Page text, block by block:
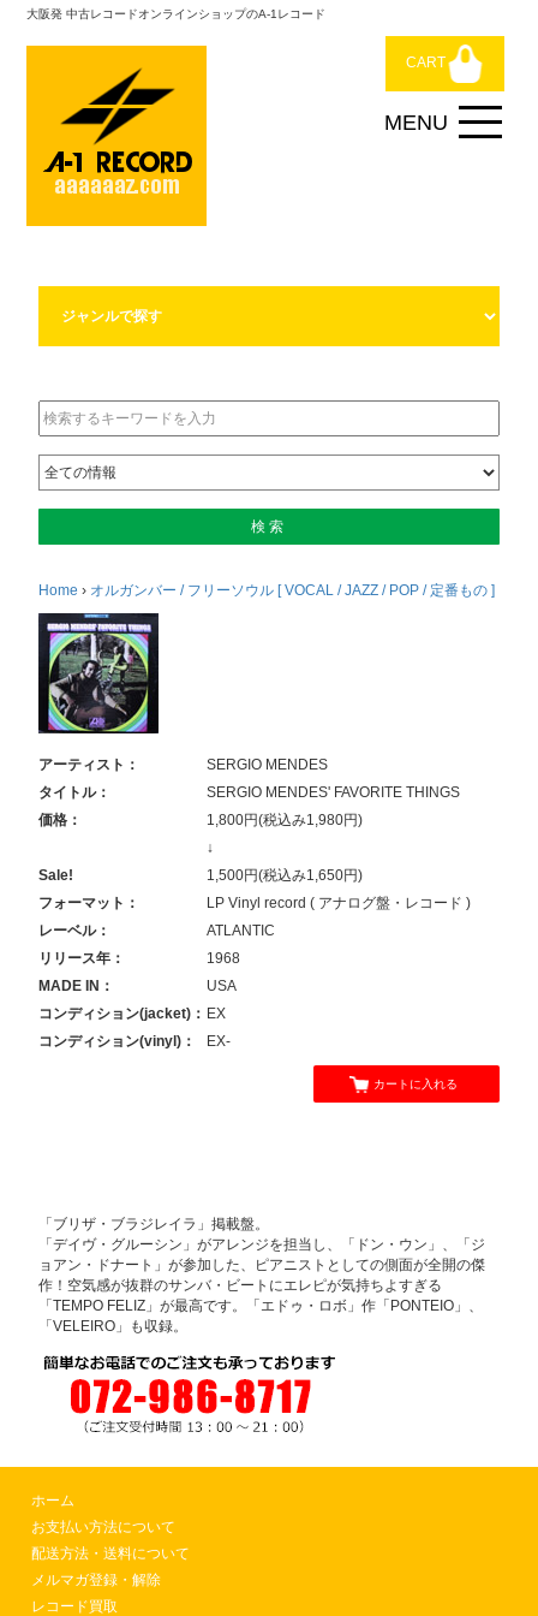
大阪発 中古レコードオンラインショップのA-1レコード
CART
Home › オルガンバー / フリーソウル [ VOCAL / JAZZ / POP / 定番もの ]
アーティスト：
SERGIO MENDES
タイトル：
SERGIO MENDES' FAVORITE THINGS
価格：
1,800円(税込み1,980円)
↓
Sale!
1,500円(税込み1,650円)
フォーマット：
LP Vinyl record ( アナログ盤・レコード )
レーベル：
ATLANTIC
リリース年：
1968
MADE IN：
USA
コンディション(jacket)： EX
コンディション(vinyl)：
EX-
カートに入れる
「ブリザ・ブラジレイラ」掲載盤。
「デイヴ・グルーシン」がアレンジを担当し、「ドン・ウン」、「ジ
ョアン・ドナート」が参加した、ピアニストとしての側面が全開の傑
作！空気感が抜群のサンバ・ビートにエレピが気持ちよすぎる
「TEMPO FELIZ」が最高です。「エドゥ・ロボ」作「PONTEIO」、
「VELEIRO」も収録。
ホーム
お支払い方法について
配送方法・送料について
メルマガ登録・解除
レコード買取